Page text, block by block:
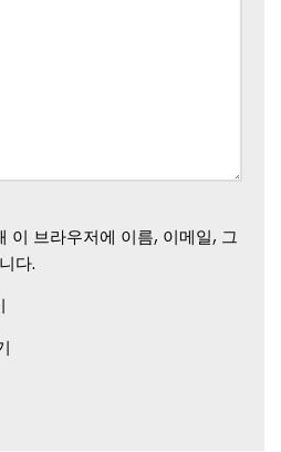
이 브라우저에 이름, 이메일, 그
다.